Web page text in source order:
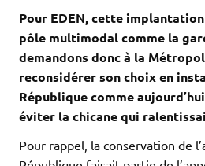
Pour EDEN, cette implantation
pôle multimodal comme la
demandons donc à la
reconsidérer son choix en
République comme
éviter la chicane qui
Pour rappel, la conservation de